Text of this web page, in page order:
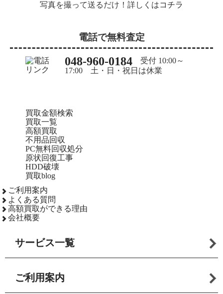
写真を撮って送るだけ！詳しくはコチラ
電話で無料査定
048-960-0184受付 10:00～
17:00 土・日・祝日は休業
買取金額検索
買取一覧
高額買取
不用品回収
PC無料回収処分
原状回復工事
HDD破壊
買取blog
ご利用案内
よくある質問
高額買取ができる理由
会社概要
サービス一覧
ご利用案内